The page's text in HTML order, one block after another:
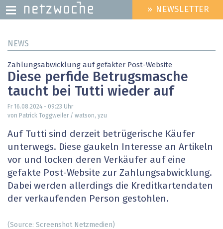
zum
HEADER
MENU
» NEWSLETTER
NEWS
Zahlungsabwicklung auf gefakter Post-Website
Diese perfide Betrugsmasche
taucht bei Tutti wieder auf
Fr 16.08.2024 - 09:23 Uhr
von Patrick Toggweiler / watson, yzu
Auf Tutti sind derzeit betrügerische Käufer
unterwegs. Diese gaukeln Interesse an Artikeln
vor und locken deren Verkäufer auf eine
gefakte Post-Website zur Zahlungsabwicklung.
Dabei werden allerdings die Kreditkartendaten
der verkaufenden Person gestohlen.
(Source: Screenshot Netzmedien)